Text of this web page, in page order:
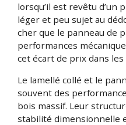
lorsqu’il est revêtu d’un
léger et peu sujet au
cher que le panneau de
performances
cet écart de prix dans les
Le lamellé collé et le
souvent des
bois massif. Leur
stabilité dimensionnelle